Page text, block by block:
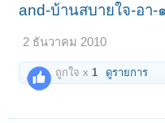
and-บ้านสบายใจ-อา
2 ธันวาคม 2010
ถูกใจ x 1 ดูรายการ